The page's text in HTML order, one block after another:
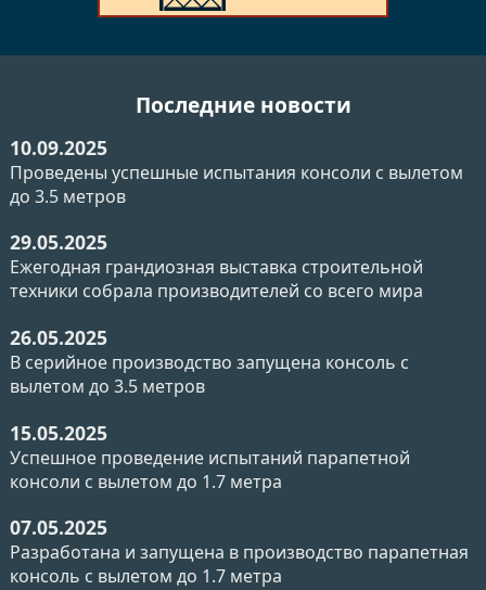
Последние новости
10.09.2025
Проведены успешные испытания консоли с вылетом
до 3.5 метров
29.05.2025
Ежегодная грандиозная выставка строительной
техники собрала производителей со всего мира
26.05.2025
В серийное производство запущена консоль с
вылетом до 3.5 метров
15.05.2025
Успешное проведение испытаний парапетной
консоли с вылетом до 1.7 метра
07.05.2025
Разработана и запущена в производство парапетная
консоль с вылетом до 1.7 метра